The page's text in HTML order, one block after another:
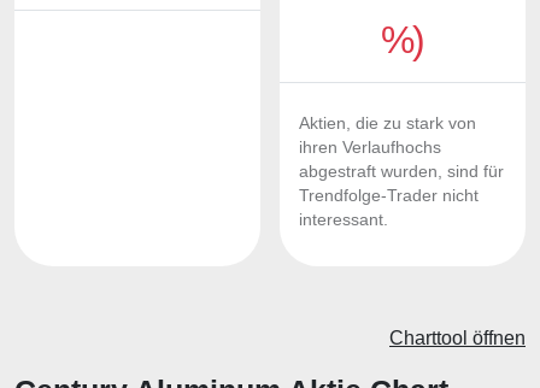
%)
Aktien, die zu stark von
ihren Verlaufhochs
abgestraft wurden, sind für
Trendfolge-Trader nicht
interessant.
Charttool öffnen